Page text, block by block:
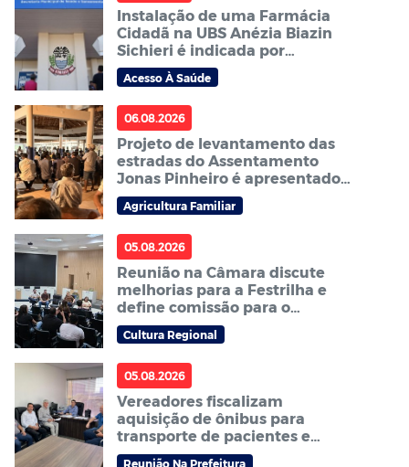
Instalação de uma Farmácia
Cidadã na UBS Anézia Biazin
Sichieri é indicada por
vereador
Acesso À Saúde
06.08.2026
Projeto de levantamento das
estradas do Assentamento
Jonas Pinheiro é apresentado à
comunidade em reunião
Agricultura Familiar
05.08.2026
Reunião na Câmara discute
melhorias para a Festrilha e
define comissão para o
próximo ano
Cultura Regional
05.08.2026
Vereadores fiscalizam
aquisição de ônibus para
transporte de pacientes e
cobram agilidade no processo
Reunião Na Prefeitura